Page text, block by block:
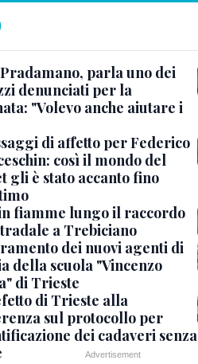
Pradamano, parla uno dei
denunciati per la
"Volevo anche aiutare i
di affetto per Federico
così il mondo del
gli è stato accanto fino
fiamme lungo il raccordo
a Trebiciano
dei nuovi agenti di
della scuola "Vincenzo
di Trieste
di Trieste alla
sul protocollo per
dei cadaveri senza